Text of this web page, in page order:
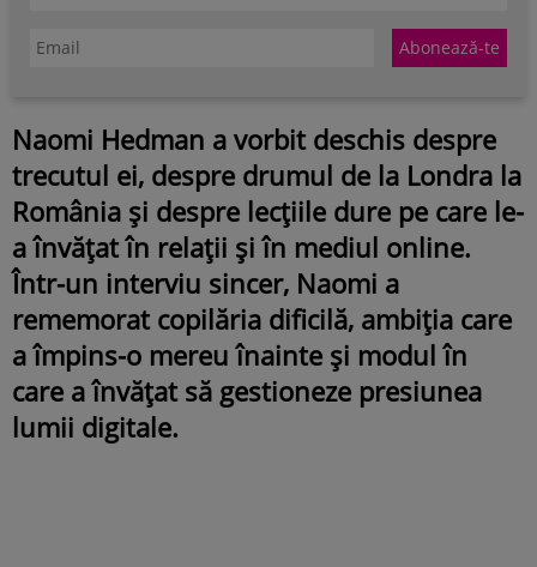
Naomi Hedman a vorbit deschis despre
trecutul ei, despre drumul de la Londra la
România și despre lecțiile dure pe care le-
a învățat în relații și în mediul online.
Într-un interviu sincer, Naomi a
rememorat copilăria dificilă, ambiția care
a împins-o mereu înainte și modul în
care a învățat să gestioneze presiunea
lumii digitale.